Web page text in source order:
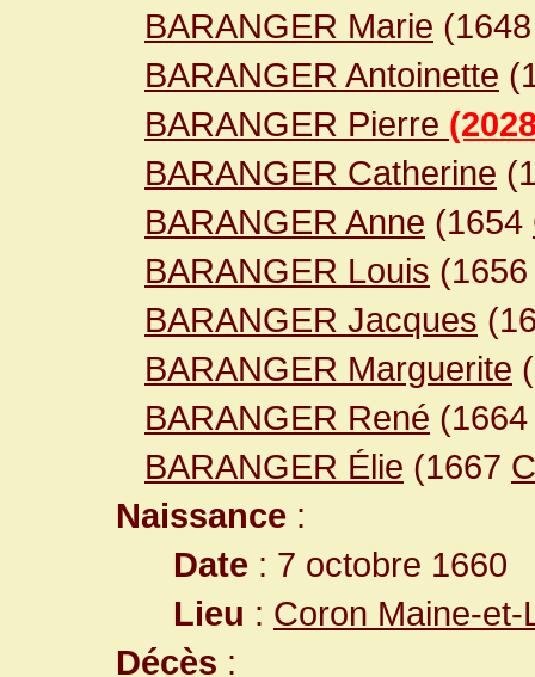
BARANGER Marie
BARANGER Antoinette
BARANGER Pierre
BARANGER Catherine
BARANGER Anne (1654
BARANGER Louis
BARANGER Jacques
BARANGER Marguerite
BARANGER René
BARANGER Élie (1667
Naissance :
Date : 7 octobre 1660
Lieu : Coron Maine-
Décès :